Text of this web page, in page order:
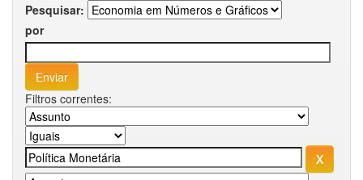
Pesquisar:
por
Filtros correntes: